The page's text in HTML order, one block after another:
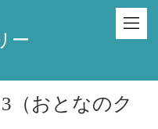
ー
（おとなのク